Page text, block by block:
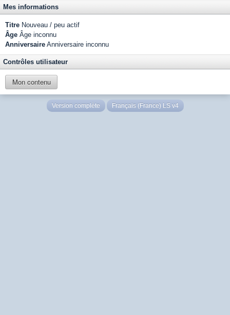
Mes informations
Titre Nouveau / peu actif
Âge Âge inconnu
Anniversaire Anniversaire inconnu
Contrôles utilisateur
Mon contenu
Version complète Français (France) LS v4